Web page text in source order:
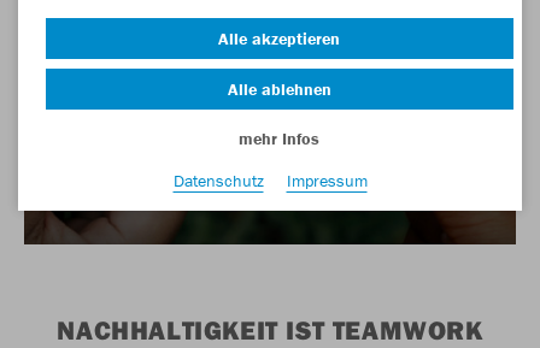
NACHHALTIGKEIT IST TEAMWORK
Alle akzeptieren
Alle ablehnen
mehr Infos
Datenschutz
Impressum